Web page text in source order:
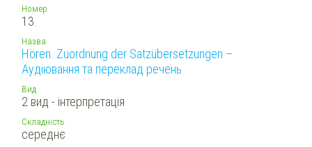
Номер
13.
Назва
Hören. Zuordnung der Satzübersetzungen –
Аудіювання та переклад речень
Вид
2 вид - інтерпретація
Складність
середнє